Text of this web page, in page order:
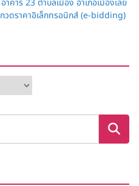
วดราคาอิเล็กทรอนิกส์ (e-bidding)